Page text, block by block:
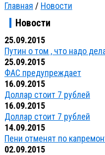
Главная / Новости
Новости
25.09.2015
Путин о том , что надо
25.09.2015
ФАС предупреждает
16.09.2015
Доллар стоит 7 рублей
16.09.2015
Доллар стоит 7 рублей
14.09.2015
Пени отменят по
02.09.2015